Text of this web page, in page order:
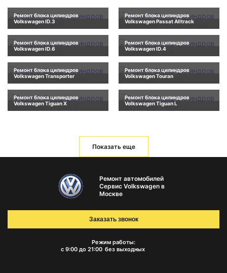
Ремонт блока цилиндров
Volkswagen ID.3
Ремонт блока цилиндров
Volkswagen Passat Alltrack
Ремонт блока цилиндров
Volkswagen ID.6
Ремонт блока цилиндров
Volkswagen ID.4
Ремонт блока цилиндров
Volkswagen Transporter
Ремонт блока цилиндров
Volkswagen Touran
Ремонт блока цилиндров
Volkswagen Tiguan X
Ремонт блока цилиндров
Volkswagen Tiguan L
Показать еще
Ремонт автомобилей
Сервис Volkswagen в
Москве
Режим работы:
с 9:00 до 21:00 без выходных
Заказать звонок